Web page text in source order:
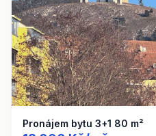
Pronájem bytu 3+1 80 m²